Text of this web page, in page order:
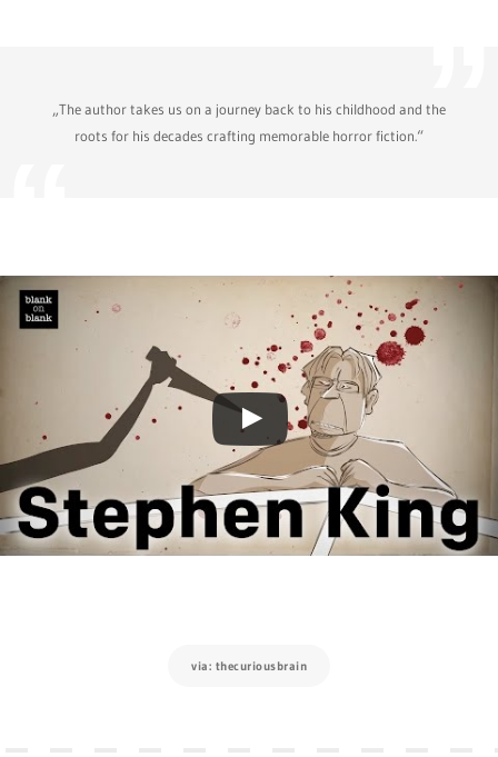
„The author takes us on a journey back to his childhood and the
roots for his decades crafting memorable horror fiction.“
via: thecuriousbrain